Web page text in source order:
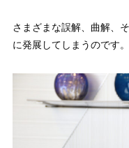
さまざまな誤解、曲解、
に発展してしまうのです。